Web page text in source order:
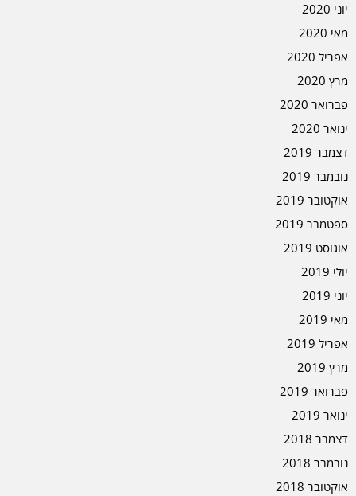
יוני 2020
מאי 2020
אפריל 2020
מרץ 2020
פברואר 2020
ינואר 2020
דצמבר 2019
נובמבר 2019
אוקטובר 2019
ספטמבר 2019
אוגוסט 2019
יולי 2019
יוני 2019
מאי 2019
אפריל 2019
מרץ 2019
פברואר 2019
ינואר 2019
דצמבר 2018
נובמבר 2018
אוקטובר 2018